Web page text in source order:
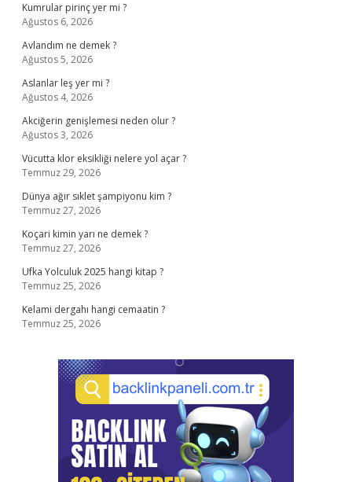
Kumrular pirinç yer mi ?
Ağustos 6, 2026
Avlandım ne demek ?
Ağustos 5, 2026
Aslanlar leş yer mi ?
Ağustos 4, 2026
Akciğerin genişlemesi neden olur ?
Ağustos 3, 2026
Vücutta klor eksikliği nelere yol açar ?
Temmuz 29, 2026
Dünya ağır sıklet şampiyonu kim ?
Temmuz 27, 2026
Koçari kimin yarı ne demek ?
Temmuz 27, 2026
Ufka Yolculuk 2025 hangi kitap ?
Temmuz 25, 2026
Kelami dergahı hangi cemaatin ?
Temmuz 25, 2026